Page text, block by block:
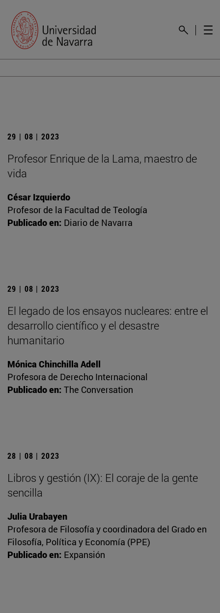
29 | 08 | 2023
Profesor Enrique de la Lama, maestro de
vida
César Izquierdo
Profesor de la Facultad de Teología
Publicado en: Diario de Navarra
29 | 08 | 2023
El legado de los ensayos nucleares: entre el
desarrollo científico y el desastre
humanitario
Mónica Chinchilla Adell
Profesora de Derecho Internacional
Publicado en: The Conversation
28 | 08 | 2023
Libros y gestión (IX): El coraje de la gente
sencilla
Julia Urabayen
Profesora de Filosofía y coordinadora del Grado en
Filosofía, Política y Economía (PPE)
Publicado en: Expansión